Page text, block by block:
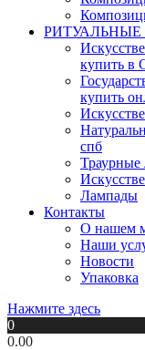
РИТУАЛЬНЫЕ
купить в
купить
спб
Траурные
Лампады
Контакты
О нашем
Наши
Новости
Упаковка
Нажмите здесь
0
0.00